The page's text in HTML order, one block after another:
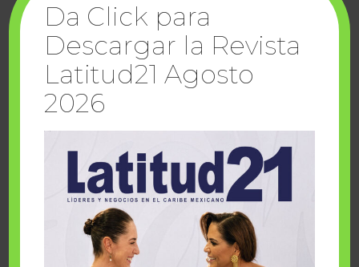
Cuando la solidaridad inspira; cumplen
sueños Fairmont Mayakoba y Make-A-Wish
Da Click para
Descargar la Revista
Latitud21 Agosto
2026